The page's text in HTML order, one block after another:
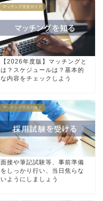
マッチング完全ガイド
【2026年度版】マッチングと
は？スケジュールは？基本的
な内容をチェックしよう
マッチング完全ガイド
面接や筆記試験等、事前準備
をしっかり行い、当日焦らな
いようにしましょう